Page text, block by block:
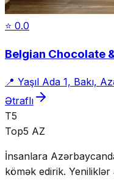
⭐ 0.0
Belgian Chocolate
📍 Yaşıl Ada 1, Bakı,
Ətraflı
T5
Top5 AZ
İnsanlara
kömək edirik. Yeniliklər